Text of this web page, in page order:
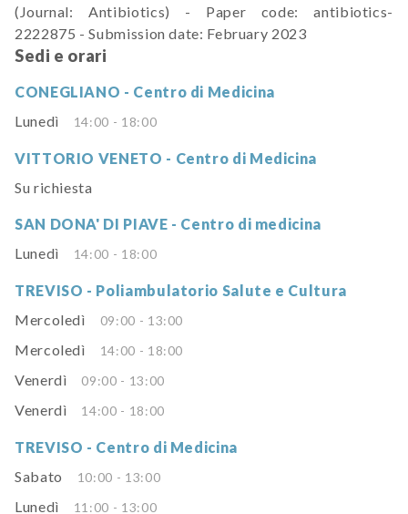
(Journal: Antibiotics) - Paper code: antibiotics-
2222875 - Submission date: February 2023
Sedi e orari
CONEGLIANO - Centro di Medicina
Lunedì
14:00 - 18:00
VITTORIO VENETO - Centro di Medicina
Su richiesta
SAN DONA' DI PIAVE - Centro di medicina
Lunedì
14:00 - 18:00
TREVISO - Poliambulatorio Salute e Cultura
Mercoledì
09:00 - 13:00
Mercoledì 14:00 - 18:00
Venerdì 09:00 - 13:00
Venerdì 14:00 - 18:00
TREVISO - Centro di Medicina
Sabato
10:00 - 13:00
Lunedì 11:00 - 13:00